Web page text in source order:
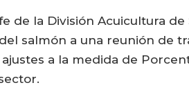
de la División Acuicultura
salmón a una reunión de
a la medida de